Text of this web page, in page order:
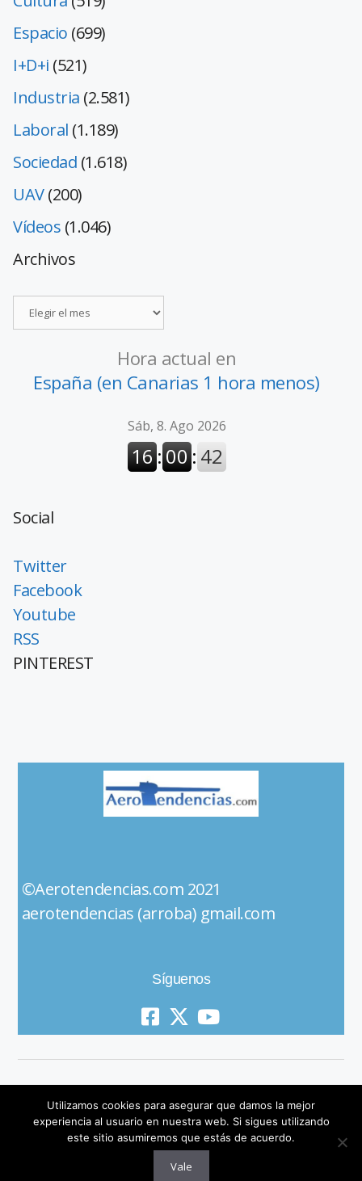
Espacio (699)
I+D+i (521)
Industria (2.581)
Laboral (1.189)
Sociedad (1.618)
UAV(200)
Vídeos (1.046)
Archivos
Hora actual en
España (en Canarias 1 hora menos)
Social
Twitter
Facebook
Youtube
RSS
PINTEREST
©Aerotendencias.com 2021
aerotendencias (arroba) gmail.com
Síguenos
© 2019 All Rights Reserved
Utilizamos cookies para asegurar que damos la mejor
experiencia al usuario en nuestra web. Si sigues utilizando
este sitio asumiremos que estás de acuerdo.
Vale